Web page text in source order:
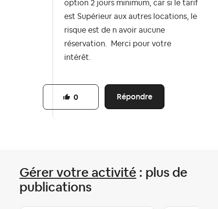
option 2 jours minimum, car si le tarif
est Supérieur aux autres locations, le
risque est de n avoir aucune
réservation. Merci pour votre
intérêt.
Répondre
0
Gérer votre activité : plus de
publications